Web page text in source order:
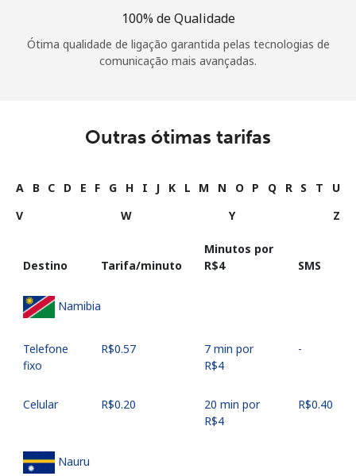
100% de Qualidade
Ótima qualidade de ligação garantida pelas tecnologias de
comunicação mais avançadas.
Outras ótimas tarifas
A B C D E F G H I J K L M N O P Q R S T
U
V
W Y Z
Destino Tarifa/minuto
Minutos por
⁦R$4⁩
SMS
Namibia
Telefone
fixo
⁦R$0.57⁩
7 min por
⁦R$4⁩
-
Celular ⁦R$0.20⁩
20 min por
⁦R$4⁩
⁦R$0.40⁩
Nauru